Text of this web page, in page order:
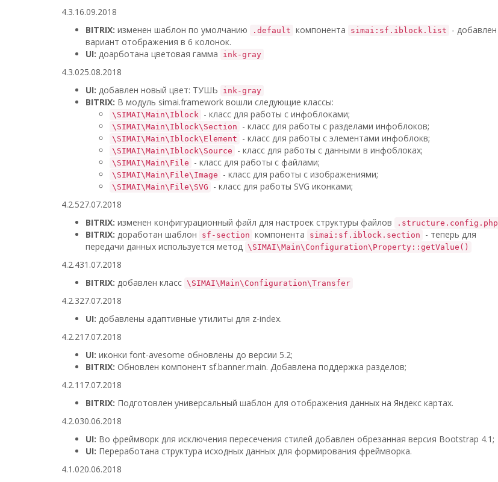
4.3.16.09.2018
BITRIX: изменен шаблон по умолчанию .default компонента simai:sf.iblock.list
- добавлен
вариант отображения в 6 колонок.
UI: доарботана цветовая гамма ink-gray
4.3.025.08.2018
UI: добавлен новый цвет: ТУШЬ ink-gray
BITRIX: В модуль simai.framework вошли следующие классы:
\SIMAI\Main\Iblock - класс для работы с инфоблоками;
\SIMAI\Main\Iblock\Section - класс для работы с разделами инфоблоков;
\SIMAI\Main\Iblock\Element - класс для работы с элементами инфоблокв;
\SIMAI\Main\Iblock\Source - класс для работы с данными в инфоблоках;
\SIMAI\Main\File - класс для работы с файлами;
\SIMAI\Main\File\Image - класс для работы с изображениями;
\SIMAI\Main\File\SVG
- класс для работы SVG иконками;
4.2.527.07.2018
BITRIX: изменен конфигурационный файл для настроек структуры файлов .structure.config.php
BITRIX: доработан шаблон sf-section компонента simai:sf.iblock.section
- теперь для
передачи данных используется метод \SIMAI\Main\Configuration\Property::getValue()
4.2.431.07.2018
BITRIX: добавлен класс \SIMAI\Main\Configuration\Transfer
4.2.327.07.2018
UI: добавлены адаптивные утилиты для z-index.
4.2.217.07.2018
UI: иконки font-avesome обновлены до версии 5.2;
BITRIX: Обновлен компонент sf.banner.main. Добавлена поддержка разделов;
4.2.1 17.07.2018
BITRIX: Подготовлен универсальный шаблон для отображения данных на Яндекс картах.
4.2.030.06.2018
UI: Во фреймворк для исключения пересечения стилей добавлен обрезанная версия Bootstrap 4.1;
UI: Переработана структура исходных данных для формирования фреймворка.
4.1.020.06.2018